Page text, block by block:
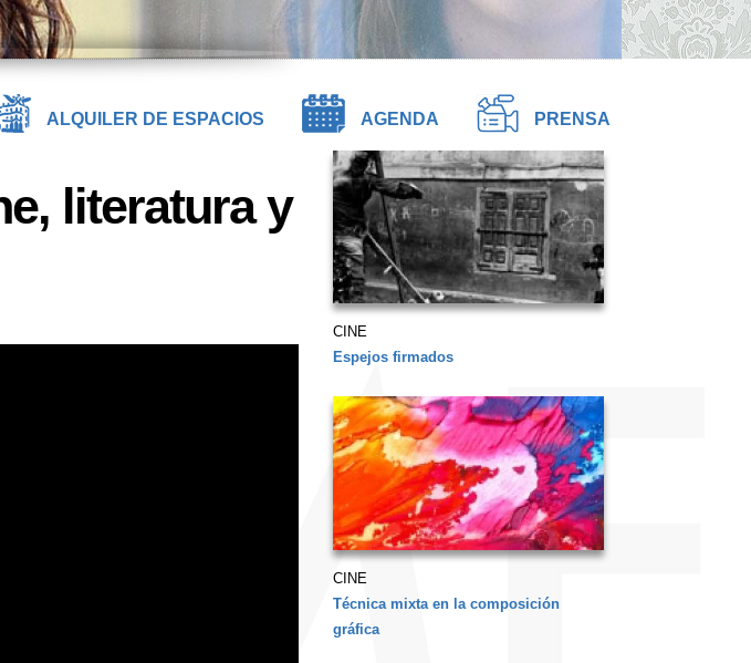
ALQUILER DE ESPACIOS AGENDA PRENSA
literatura y
CINE
Espejos firmados
CINE
Técnica mixta en la composición
gráfica